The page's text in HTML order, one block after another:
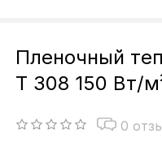
Пленочный
T 308 150 Вт/
0